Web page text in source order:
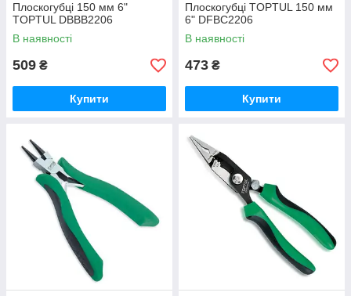
Плоскогубці 150 мм 6"
TOPTUL DBBB2206
В наявності
509 ₴
Купити
Плоскогубці TOPTUL 150 мм
6" DFBC2206
В наявності
473 ₴
Купити